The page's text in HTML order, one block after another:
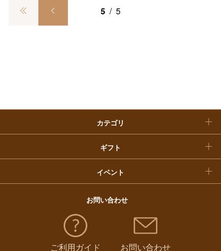
5 / 5
カテゴリ
ベビー＆キッズ
ギフト
お香典返し
イベント
福袋
お問い合わせ
ご利用ガイド お問い合わせ